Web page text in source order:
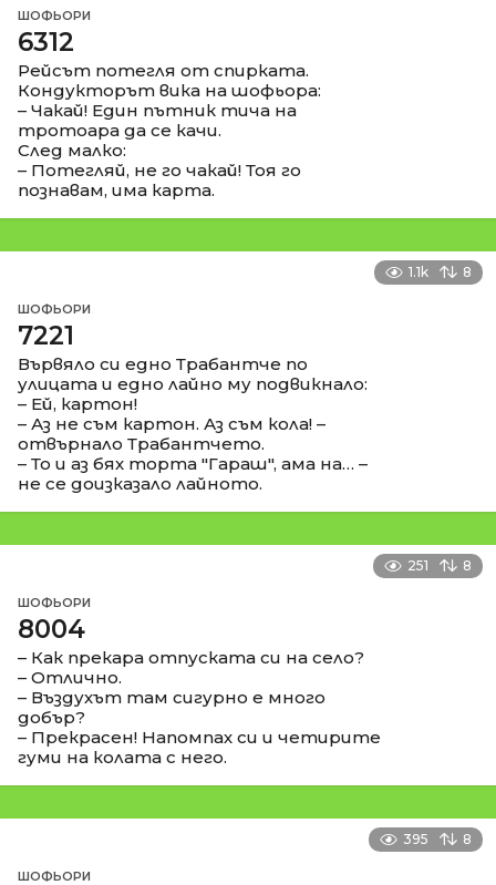
ШОФЬОРИ
6312
Рейсът потегля от спирката.
Кондукторът вика на шофьора:
– Чакай! Един пътник тича на
тротоара да се качи.
След малко:
– Потегляй, не го чакай! Тоя го
познавам, има карта.
1.1k 8
ШОФЬОРИ
7221
Вървяло си едно Трабантче по
улицата и едно лайно му подвикнало:
– Ей, картон!
– Аз не съм картон. Аз съм кола! –
отвърнало Трабантчето.
– То и аз бях торта "Гараш", ама на… –
не се доизказало лайното.
251 8
ШОФЬОРИ
8004
– Как прекара отпуската си на село?
– Отлично.
– Въздухът там сигурно е много
добър?
– Прекрасен! Напомпах си и четирите
гуми на колата с него.
395 8
ШОФЬОРИ